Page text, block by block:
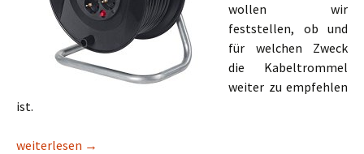
wollen wir
feststellen, ob und
für welchen Zweck
die Kabeltrommel
weiter zu empfehlen
ist.
as – Schwabe Aktions Profi-Kabeltrommel IP20 25m
weiterlesen →